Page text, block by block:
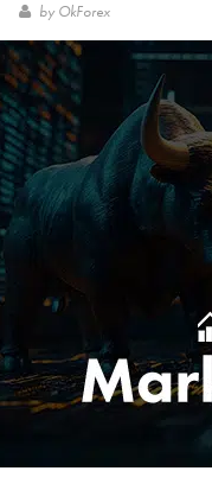
by OkForex